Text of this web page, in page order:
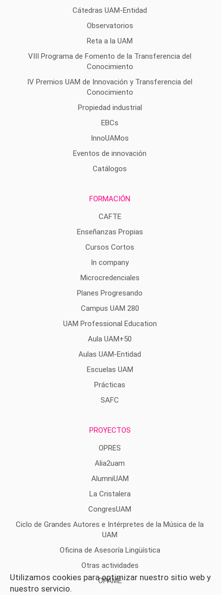
Utilizamos cookies para optimizar nuestro sitio web y
nuestro servicio.
Cátedras UAM-Entidad
Observatorios
Reta a la UAM
VIII Programa de Fomento de la Transferencia del
Conocimiento
IV Premios UAM de Innovación y Transferencia del
Conocimiento
Propiedad industrial
EBCs
InnoUAMos
Eventos de innovación
Catálogos
FORMACIÓN
CAFTE
Enseñanzas Propias
Cursos Cortos
In company
Microcredenciales
Planes Progresando
Campus UAM 280
UAM Professional Education
Aula UAM+50
Aulas UAM-Entidad
Escuelas UAM
Prácticas
SAFC
PROYECTOS
OPRES
Alia2uam
AlumniUAM
La Cristalera
CongresUAM
Ciclo de Grandes Autores e Intérpretes de la Música de la
UAM
Oficina de Asesoría Lingüística
Otras actividades
OPAME